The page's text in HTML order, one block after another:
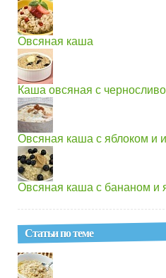
Овсяная каша
Каша овсяная с
Овсяная каша с яблоком и
Овсяная каша с бананом и
Статьи по теме